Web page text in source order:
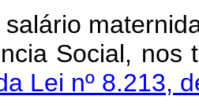
salário
Social,
Lei nº 8.213,